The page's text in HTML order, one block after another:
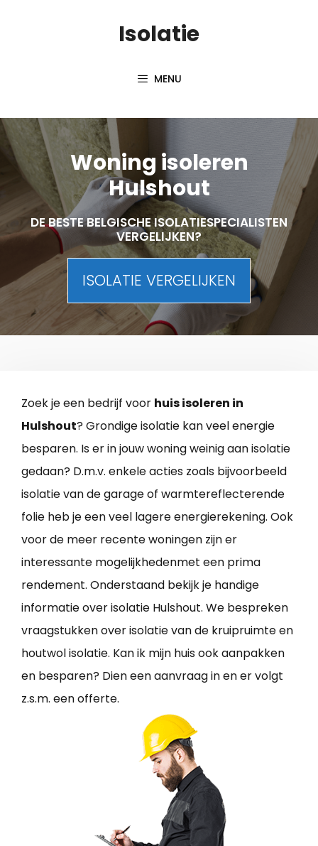
Isolatie
MENU
Woning isoleren
Hulshout
DE BESTE BELGISCHE ISOLATIESPECIALISTEN
VERGELIJKEN?
ISOLATIE VERGELIJKEN
Zoek je een bedrijf voor huis isoleren in
Hulshout? Grondige isolatie kan veel energie
besparen. Is er in jouw woning weinig aan isolatie
gedaan? D.m.v. enkele acties zoals bijvoorbeeld
isolatie van de garage of warmtereflecterende
folie heb je een veel lagere energierekening. Ook
voor de meer recente woningen zijn er
interessante mogelijkhedenmet een prima
rendement. Onderstaand bekijk je handige
informatie over isolatie Hulshout. We bespreken
vraagstukken over isolatie van de kruipruimte en
houtwol isolatie. Kan ik mijn huis ook aanpakken
en besparen? Dien een aanvraag in en er volgt
z.s.m. een offerte.